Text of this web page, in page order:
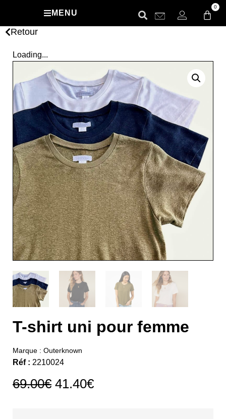
MENU
0
Retour
Loading...
T-shirt uni pour femme
Marque : Outerknown
Réf : 2210024
69.00€ 41.40€